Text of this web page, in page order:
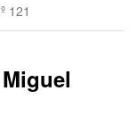
121